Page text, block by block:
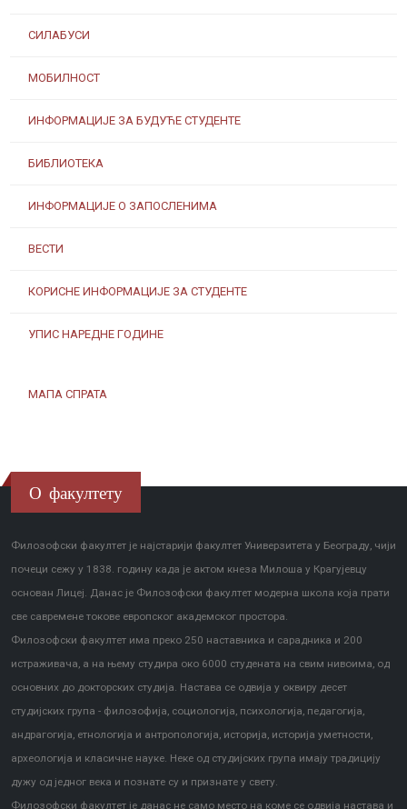
СИЛАБУСИ
МОБИЛНОСТ
ИНФОРМАЦИЈЕ ЗА БУДУЋЕ СТУДЕНТЕ
БИБЛИОТЕКА
ИНФОРМАЦИЈЕ О ЗАПОСЛЕНИМА
ВЕСТИ
КОРИСНЕ ИНФОРМАЦИЈЕ ЗА СТУДЕНТЕ
УПИС НАРЕДНЕ ГОДИНЕ
МАПА СПРАТА
О факултету
Филозофски факултет је најстарији факултет Универзитета у Београду, чији
почеци сежу у 1838. годину када је актом кнеза Милоша у Крагујевцу
основан Лицеј. Данас је Филозофски факултет модерна школа која прати
све савремене токове европског академског простора.
Филозофски факултет има преко 250 наставника и сарадника и 200
истраживача, а на њему студира око 6000 студената на свим нивоима, од
основних до докторских студија. Настава се одвија у оквиру десет
студијских група - филозофија, социологија, психологија, педагогија,
андрагогија, етнологија и антропологија, историја, историја уметности,
археологија и класичне науке. Неке од студијских група имају традицију
дужу од једног века и познате су и признате у свету.
Филозофски факултет је данас не само место на коме се одвија настава и